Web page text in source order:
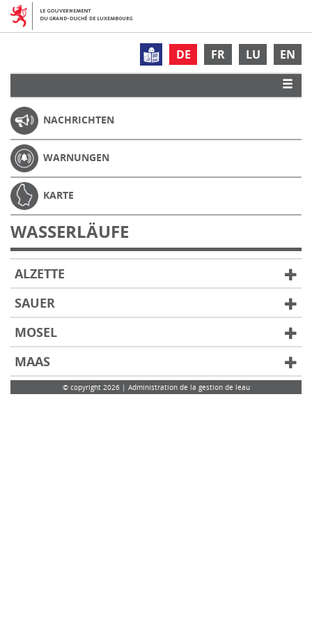
DE FR LU EN
NACHRICHTEN
WARNUNGEN
KARTE
WASSERLÄUFE
ALZETTE
SAUER
MOSEL
MAAS
© copyright 2026 | Administration de la gestion de leau